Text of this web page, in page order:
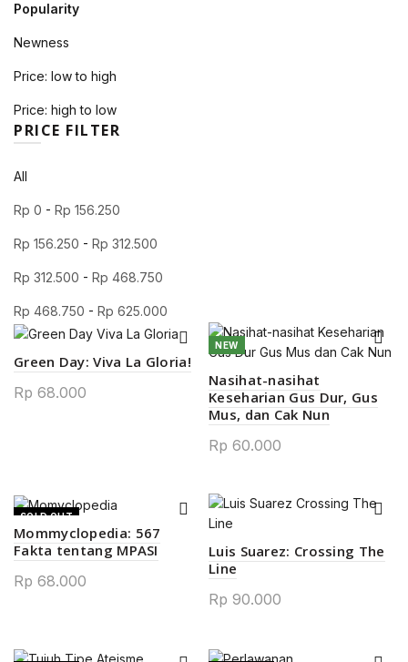
Popularity
Newness
Price: low to high
Price: high to low
PRICE FILTER
All
Rp 0 - Rp 156.250
Rp 156.250 - Rp 312.500
Rp 312.500 - Rp 468.750
Rp 468.750 - Rp 625.000
Green Day: Viva La Gloria!
Rp 68.000
NEW
Nasihat-nasihat
Keseharian Gus Dur, Gus
Mus, dan Cak Nun
Rp 60.000
SOLD OUT
Mommyclopedia: 567
Fakta tentang MPASI
Rp 68.000
Luis Suarez: Crossing The
Line
Rp 90.000